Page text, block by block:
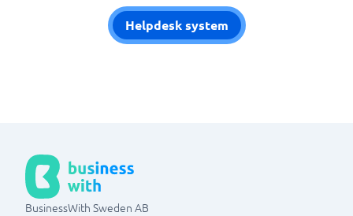
Helpdesk system
BusinessWith Sweden AB